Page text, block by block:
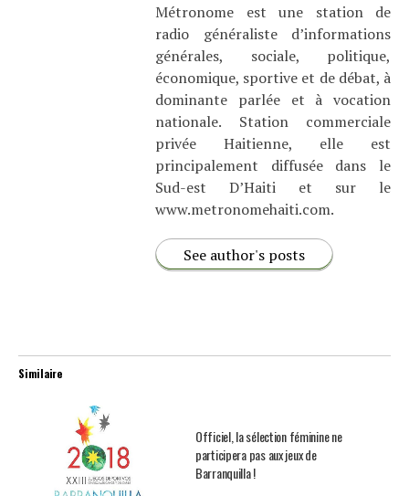
Métronome est une station de
radio généraliste d’informations
générales, sociale, politique,
économique, sportive et de débat, à
dominante parlée et à vocation
nationale. Station commerciale
privée Haitienne, elle est
principalement diffusée dans le
Sud-est D’Haiti et sur le
www.metronomehaiti.com.
See author's posts
Similaire
Officiel, la sélection féminine ne
participera pas aux jeux de
Barranquilla !